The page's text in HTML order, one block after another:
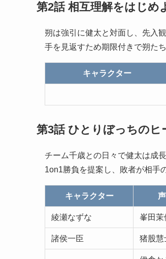
第2話 相互理解をはじめ
朔は強引に健太と対面し、先入
手を見返すため期限付きで朔た
キャラクター
第3話 ひとりぼっちのヒ
チーム千歳との日々で健太は成
1on1勝負を提案し、敗者が相手
キャラクター
綾瀬なずな 峯田茉
諸侯一臣 猪股慧